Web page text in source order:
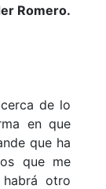
Romero.
de lo
en que
que ha
que me
otro